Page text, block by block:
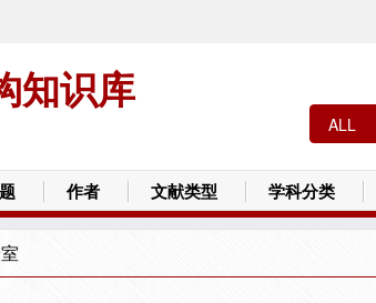
知识库
作者 文献类型 学科分类